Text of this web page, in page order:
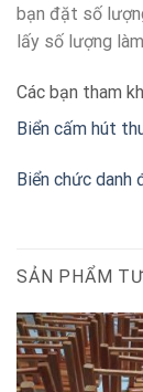
bạn đặt số
lấy số lượng
Các bạn tham
Biển cấm hút
Biển chức danh
SẢN PHẨM